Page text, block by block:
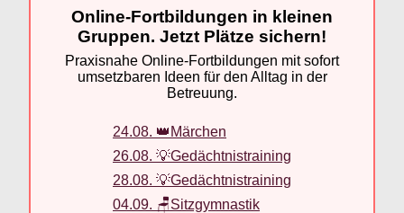
Online-Fortbildungen in kleinen
Gruppen. Jetzt Plätze sichern!
Praxisnahe Online-Fortbildungen mit sofort
umsetzbaren Ideen für den Alltag in der
Betreuung.
24.08. 👑Märchen
26.08. 💡Gedächtnistraining
28.08. 💡Gedächtnistraining
04.09. 🪑Sitzgymnastik